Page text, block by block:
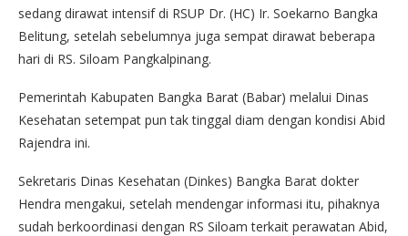
sedang dirawat intensif di RSUP Dr. (HC) Ir. Soekarno Bangka
Belitung, setelah sebelumnya juga sempat dirawat beberapa
hari di RS. Siloam Pangkalpinang.
Pemerintah Kabupaten Bangka Barat (Babar) melalui Dinas
Kesehatan setempat pun tak tinggal diam dengan kondisi Abid
Rajendra ini.
Sekretaris Dinas Kesehatan (Dinkes) Bangka Barat dokter
Hendra mengakui, setelah mendengar informasi itu, pihaknya
sudah berkoordinasi dengan RS Siloam terkait perawatan Abid,